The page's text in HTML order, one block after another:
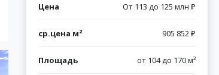
Цена От 113 до 125 млн ₽
ср.цена м² 905 852 ₽
Площадь от 104 до 170 м²